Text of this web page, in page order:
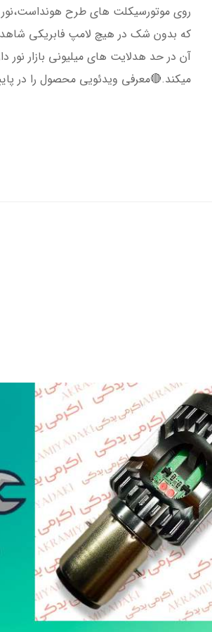
روی موتورسیکلت های طرح
که بدون شک در هیچ لامپ فابریکی
آن در حد هدلایت های میلیونی بازار نور
میکند.🔴معرفی ویدئویی محصول را در